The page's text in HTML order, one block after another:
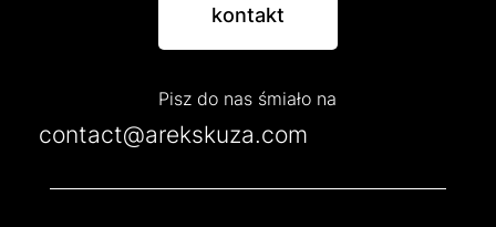
kontakt
Pisz do nas śmiało na
contact@arekskuza.com